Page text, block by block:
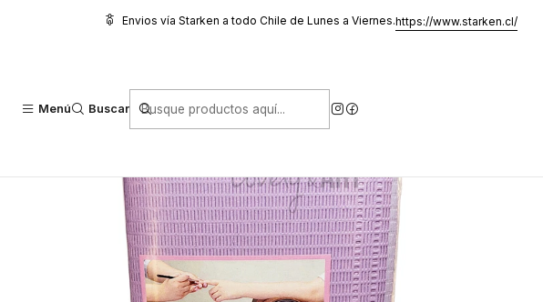
Menú Buscar
Envios vía Starken a todo Chile de Lunes a Viernes.https://www.starken.cl/
Higiene y Cuidado Paños y Servilletas multiuso Campo de Trabajo Multiuso Lila 50u